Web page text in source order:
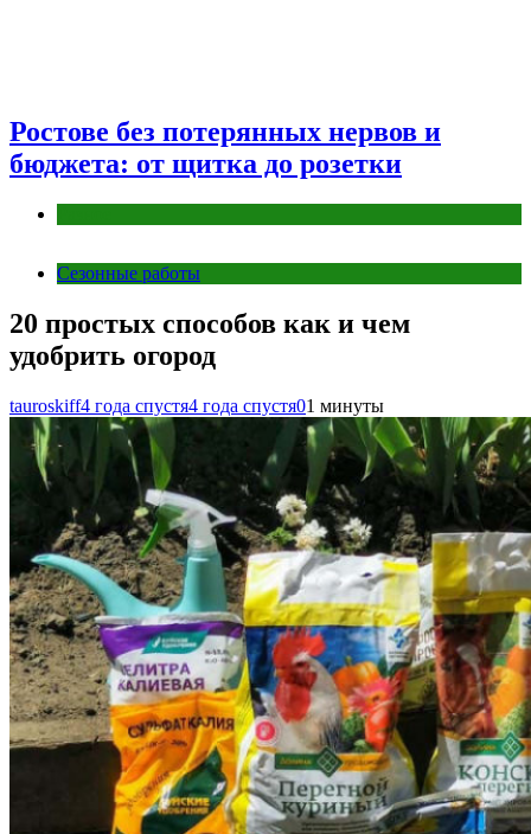
Ростове без потерянных нервов и
бюджета: от щитка до розетки
Сезонные работы
20 простых способов как и чем
удобрить огород
tauroskiff4 года спустя4 года спустя01 минуты